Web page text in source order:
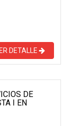
DETALLE
DE
I EN